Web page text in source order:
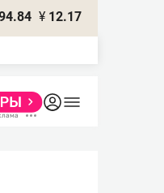
¥ 12.17